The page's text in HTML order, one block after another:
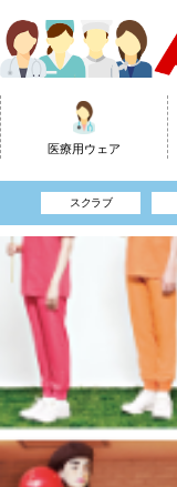
医療用ウェア
スクラブ
ジャケット・コート
チュニック・ワンピース
ナースシューズ
スクラブ